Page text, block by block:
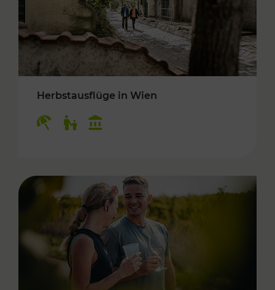
Herbstausflüge in Wien